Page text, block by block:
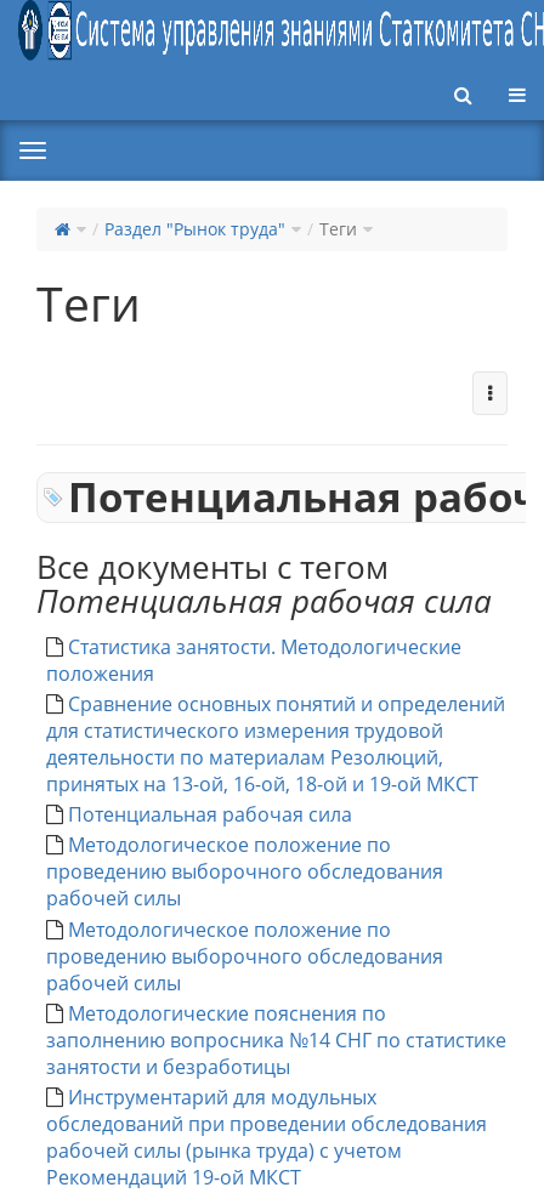
Раздел "Рынок труда" Теги
Теги
Потенциальная
Все документы с тегом
Потенциальная рабочая сила
Статистика занятости. Методологические
положения
Сравнение основных понятий и определений
для статистического измерения трудовой
деятельности по материалам Резолюций,
принятых на 13-ой, 16-ой, 18-ой и 19-ой МКСТ
Потенциальная рабочая сила
Методологическое положение по
проведению выборочного обследования
рабочей силы
Методологическое положение по
проведению выборочного обследования
рабочей силы
Методологические пояснения по
заполнению вопросника №14 СНГ по статистике
занятости и безработицы
Инструментарий для модульных
обследований при проведении обследования
рабочей силы (рынка труда) с учетом
Рекомендаций 19-ой МКСТ